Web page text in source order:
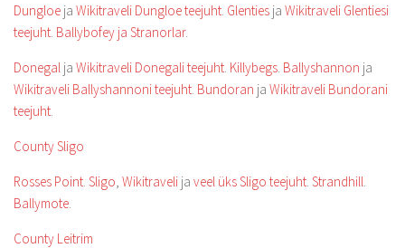
Dungloe ja Wikitraveli Dungloe teejuht. Glenties ja Wikitraveli Glentiesi
teejuht. Ballybofey ja Stranorlar.
Donegal ja Wikitraveli Donegali teejuht. Killybegs. Ballyshannon ja
Wikitraveli Ballyshannoni teejuht. Bundoran ja Wikitraveli Bundorani
teejuht.
County Sligo
Rosses Point. Sligo, Wikitraveli ja veel üks Sligo teejuht. Strandhill.
Ballymote.
County Leitrim